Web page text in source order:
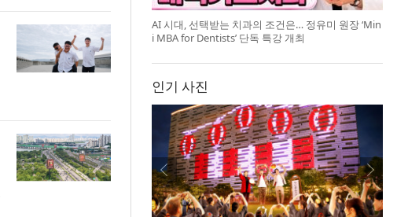
AI 시대, 선택받는 치과의 조건은… 정유미 원장 ‘Min
i MBA for Dentists’ 단독 특강 개최
인기 사진